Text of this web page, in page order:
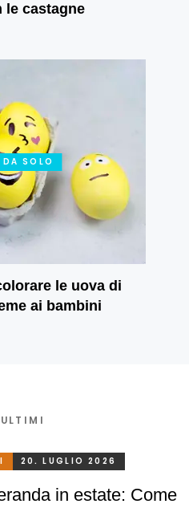
le castagne
DA SOLO
le uova di
ai bambini
20. LUGLIO 2026
in estate: Come